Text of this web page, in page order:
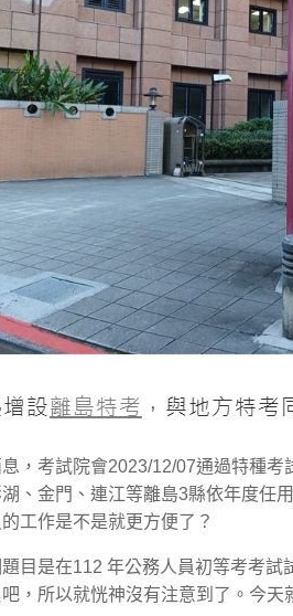
，考試院會2023/12/07通過特種
、金門、連江等離島3縣依年度任
工作是不是就更方便了？
目是在112 年公務人員初等考考
，所以就恍神沒有注意到了。今